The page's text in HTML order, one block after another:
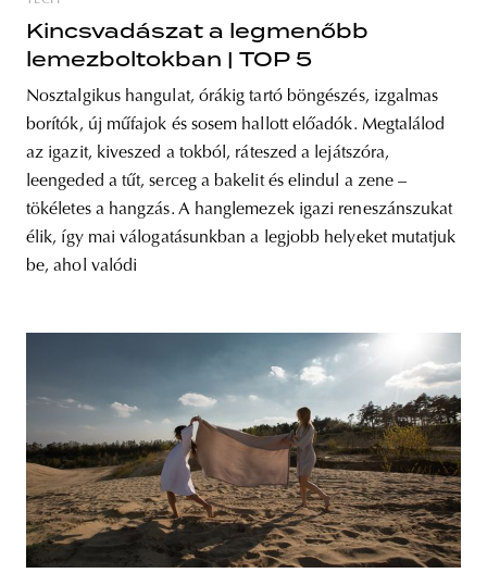
Kincsvadászat a legmenőbb
lemezboltokban | TOP 5
Nosztalgikus hangulat, órákig tartó böngészés, izgalmas
borítók, új műfajok és sosem hallott előadók. Megtalálod
az igazit, kiveszed a tokból, ráteszed a lejátszóra,
leengeded a tűt, serceg a bakelit és elindul a zene –
tökéletes a hangzás. A hanglemezek igazi reneszánszukat
élik, így mai válogatásunkban a legjobb helyeket mutatjuk
be, ahol valódi